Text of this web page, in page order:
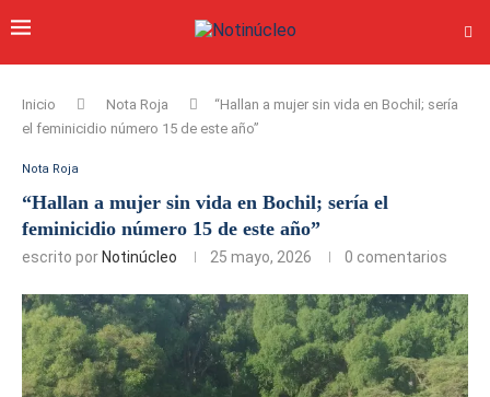
Inicio Nota Roja
“Hallan a mujer sin vida en Bochil; sería
el feminicidio número 15 de este año”
Nota Roja
“Hallan a mujer sin vida en Bochil; sería el
feminicidio número 15 de este año”
escrito por Notinúcleo 25 mayo, 2026 0 comentarios